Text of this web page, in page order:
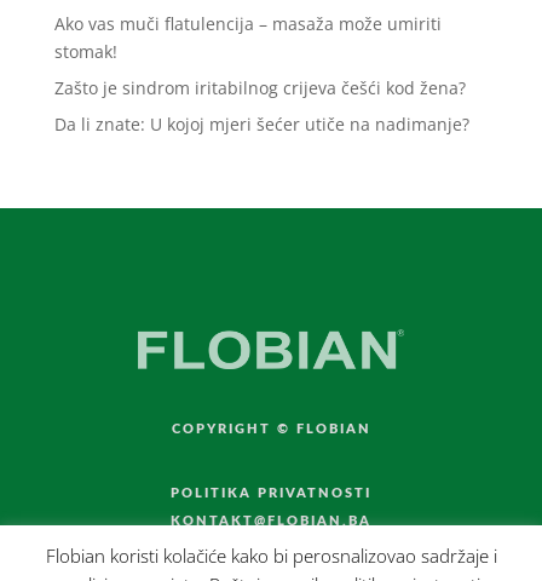
Ako vas muči flatulencija – masaža može umiriti
stomak!
Zašto je sindrom iritabilnog crijeva češći kod žena?
Da li znate: U kojoj mjeri šećer utiče na nadimanje?
COPYRIGHT © FLOBIAN
POLITIKA PRIVATNOSTI
KONTAKT@FLOBIAN.BA
Flobian koristi kolačiće kako bi perosnalizovao sadržaje i